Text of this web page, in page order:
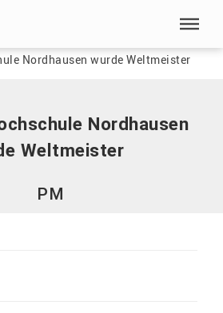
Nordhausen wurde Weltmeister
Nordhausen
Weltmeister
PM